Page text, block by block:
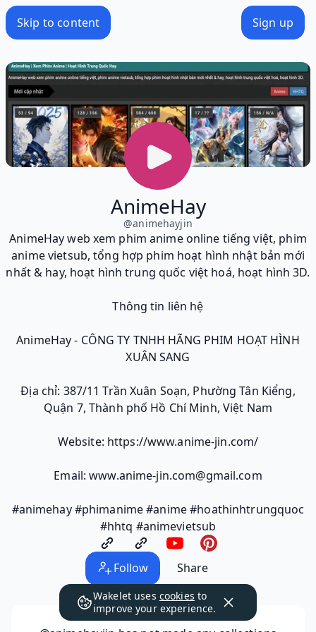
Skip to content Sign up
AnimeHay
@animehayjin
AnimeHay web xem phim anime online tiếng việt, phim
anime vietsub, tổng hợp phim hoạt hình nhật bản mới
nhất & hay, hoạt hình trung quốc việt hoá, hoạt hình 3D.
Thông tin liên hệ
AnimeHay - CÔNG TY TNHH HÃNG PHIM HOẠT HÌNH
XUÂN SANG
Địa chỉ: 387/11 Trần Xuân Soạn, Phường Tân Kiểng,
Quận 7, Thành phố Hồ Chí Minh, Việt Nam
Website: https://www.anime-jin.com/
Email: www.anime-jin.com@gmail.com
#animehay #phimanime #anime #hoathinhtrungquoc
#hhtq #animevietsub
Follow Share
Wakelet uses cookies to
improve your experience.